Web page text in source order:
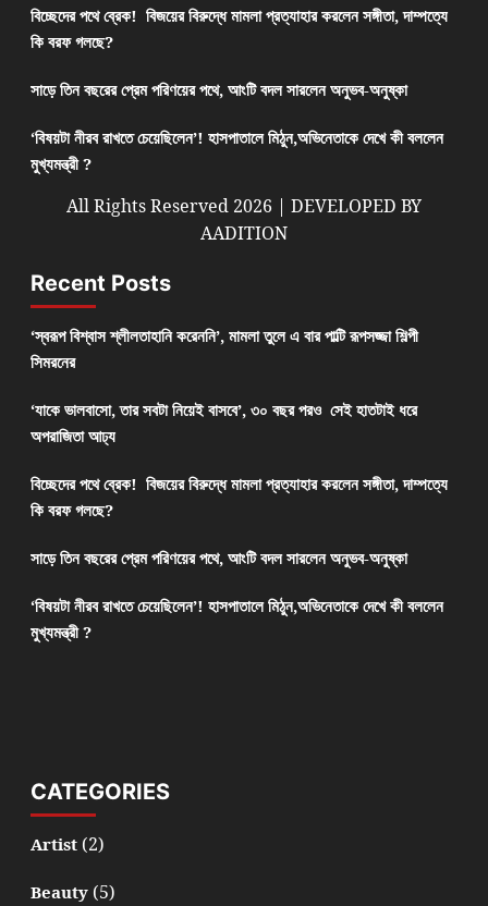
বিচ্ছেদের পথে ব্রেক! বিজয়ের বিরুদ্ধে মামলা প্রত্যাহার করলেন সঙ্গীতা, দাম্পত্যে
কি বরফ গলছে?
সাড়ে তিন বছরের প্রেম পরিণয়ের পথে, আংটি বদল সারলেন অনুভব-অনুষ্কা
‘বিষয়টা নীরব রাখতে চেয়েছিলেন’! হাসপাতালে মিঠুন,অভিনেতাকে দেখে কী বললেন
মুখ্যমন্ত্রী ?
All Rights Reserved 2026 | DEVELOPED BY
AADITION
Recent Posts
‘স্বরূপ বিশ্বাস শ্লীলতাহানি করেননি’, মামলা তুলে এ বার পাল্টি রূপসজ্জা শিল্পী
সিমরনের
‘যাকে ভালবাসো, তার সবটা নিয়েই বাসবে’, ৩০ বছর পরও সেই হাতটাই ধরে
অপরাজিতা আঢ্য
বিচ্ছেদের পথে ব্রেক! বিজয়ের বিরুদ্ধে মামলা প্রত্যাহার করলেন সঙ্গীতা, দাম্পত্যে
কি বরফ গলছে?
সাড়ে তিন বছরের প্রেম পরিণয়ের পথে, আংটি বদল সারলেন অনুভব-অনুষ্কা
‘বিষয়টা নীরব রাখতে চেয়েছিলেন’! হাসপাতালে মিঠুন,অভিনেতাকে দেখে কী বললেন
মুখ্যমন্ত্রী ?
CATEGORIES
Artist(2)
Beauty(5)